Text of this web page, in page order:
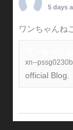
5 days
ワンちゃんね
xn--
official Blog.